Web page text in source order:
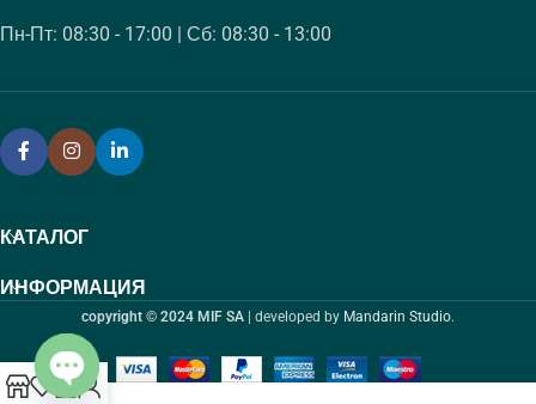
Пн-Пт: 08:30 - 17:00 | Сб: 08:30 - 13:00
КАТАЛОГ
ИНФОРМАЦИЯ
copyright © 2024 MIF SA | developed by Mandarin Studio.
0